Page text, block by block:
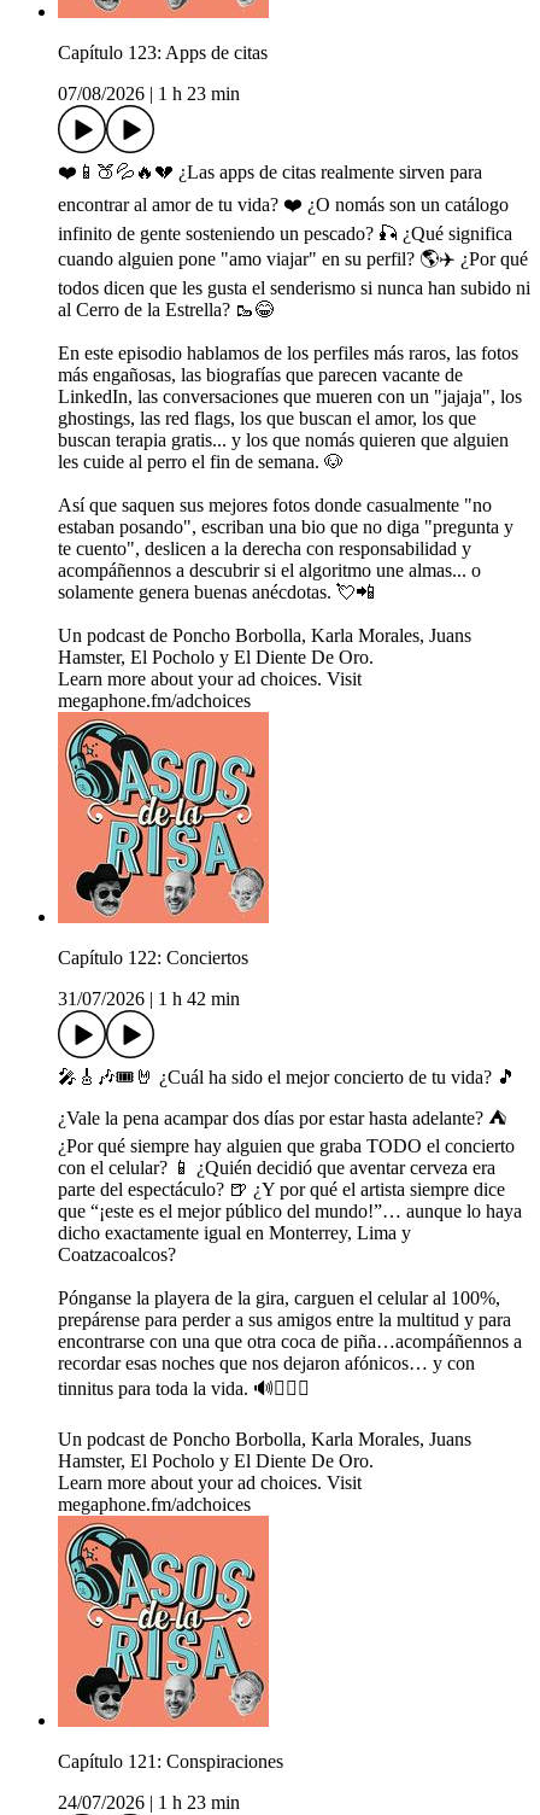
Capítulo 123: Apps de citas
07/08/2026
1 h 23 min
❤️📱🍑💦🔥💔 ¿Las apps de citas realmente sirven para
encontrar al amor de tu vida? ❤️ ¿O nomás son un catálogo
infinito de gente sosteniendo un pescado? 🎣 ¿Qué significa
cuando alguien pone "amo viajar" en su perfil? 🌎✈️ ¿Por qué
todos dicen que les gusta el senderismo si nunca han subido ni
al Cerro de la Estrella? 🥾😂
En este episodio hablamos de los perfiles más raros, las fotos
más engañosas, las biografías que parecen vacante de
LinkedIn, las conversaciones que mueren con un "jajaja", los
ghostings, las red flags, los que buscan el amor, los que
buscan terapia gratis... y los que nomás quieren que alguien
les cuide al perro el fin de semana. 🐶
Así que saquen sus mejores fotos donde casualmente "no
estaban posando", escriban una bio que no diga "pregunta y
te cuento", deslicen a la derecha con responsabilidad y
acompáñennos a descubrir si el algoritmo une almas... o
solamente genera buenas anécdotas. 💘📲
Un podcast de Poncho Borbolla, Karla Morales, Juans
Hamster, El Pocholo y El Diente De Oro.
Learn more about your ad choices. Visit
megaphone.fm/adchoices
Capítulo 122: Conciertos
31/07/2026
1 h 42 min
🎤🎸🎶🎟️🤘 ¿Cuál ha sido el mejor concierto de tu vida? 🎵
¿Vale la pena acampar dos días por estar hasta adelante? ⛺
¿Por qué siempre hay alguien que graba TODO el concierto
con el celular? 📱 ¿Quién decidió que aventar cerveza era
parte del espectáculo? 🍺 ¿Y por qué el artista siempre dice
que “¡este es el mejor público del mundo!”… aunque lo haya
dicho exactamente igual en Monterrey, Lima y
Coatzacoalcos?
Pónganse la playera de la gira, carguen el celular al 100%,
prepárense para perder a sus amigos entre la multitud y para
encontrarse con una que otra coca de piña…acompáñennos a
recordar esas noches que nos dejaron afónicos… y con
tinnitus para toda la vida. 🔊😵‍💫🤘
Un podcast de Poncho Borbolla, Karla Morales, Juans
Hamster, El Pocholo y El Diente De Oro.
Learn more about your ad choices. Visit
megaphone.fm/adchoices
Capítulo 121: Conspiraciones
24/07/2026
1 h 23 min